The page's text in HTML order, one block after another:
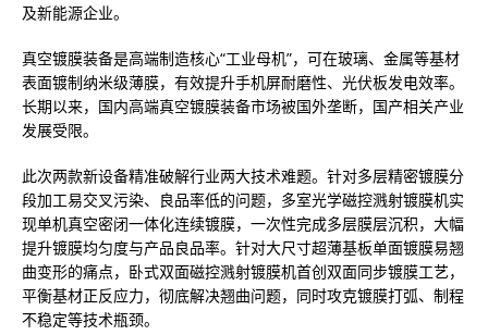
及新能源企业。
真空镀膜装备是高端制造核心“工业母机”，可在玻璃、金属等基材
表面镀制纳米级薄膜，有效提升手机屏耐磨性、光伏板发电效率。
长期以来，国内高端真空镀膜装备市场被国外垄断，国产相关产业
发展受限。
此次两款新设备精准破解行业两大技术难题。针对多层精密镀膜分
段加工易交叉污染、良品率低的问题，多室光学磁控溅射镀膜机实
现单机真空密闭一体化连续镀膜，一次性完成多层膜层沉积，大幅
提升镀膜均匀度与产品良品率。针对大尺寸超薄基板单面镀膜易翘
曲变形的痛点，卧式双面磁控溅射镀膜机首创双面同步镀膜工艺，
平衡基材正反应力，彻底解决翘曲问题，同时攻克镀膜打弧、制程
不稳定等技术瓶颈。